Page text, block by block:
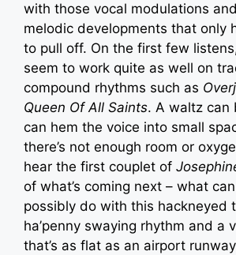
with those vocal modulations
melodic developments that only
to pull off. On the first few
seem to work quite as well on
compound rhythms such as
Queen Of All Saints. A waltz can
can hem the voice into small
there’s not enough room or
hear the first couplet of
of what’s coming next – what
possibly do with this hackneyed
ha’penny swaying rhythm and a
that’s as flat as an airport